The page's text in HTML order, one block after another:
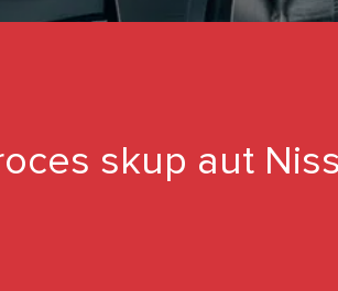
skup aut